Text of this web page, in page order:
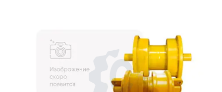
3D тур по производству
3D тур по складам